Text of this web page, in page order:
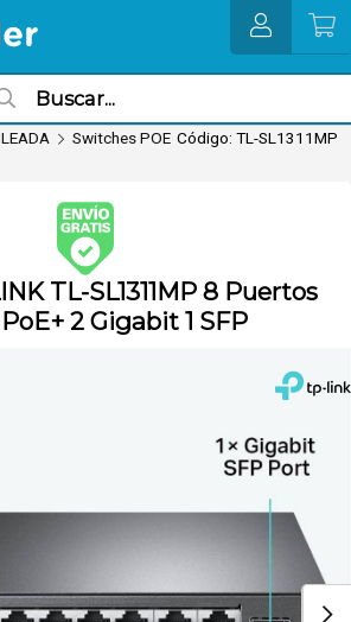
MI COMPRA
Switches POE Código: TL-SL1311MP
de 13Hs.gratis
(Ver
Envíos y
TL-SL1311MP 8 Puertos
2 Gigabit 1 SFP